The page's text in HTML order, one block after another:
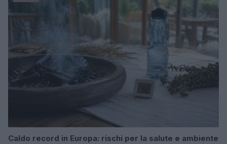
Caldo record in Europa: rischi per la salute e ambiente